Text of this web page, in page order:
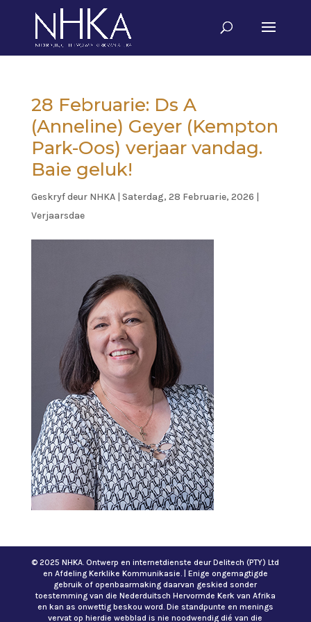
28 Februarie: Ds A
(Anneline) Geyer (Kempton
Park-Oos) verjaar vandag.
Baie geluk!
Geskryf deur NHKA| Saterdag, 28 Februarie, 2026 |
Verjaarsdae
© 2025 NHKA. Ontwerp en internetdienste deur Delitech (PTY) Ltd
en Afdeling Kerklike Kommunikasie. | Enige ongemagtigde
gebruik of openbaarmaking daarvan geskied sonder
toestemming van die Nederduitsch Hervormde Kerk van Afrika
en kan as onwettig beskou word. Die standpunte en menings
vervat op hierdie webblad is nie noodwendig dié van die